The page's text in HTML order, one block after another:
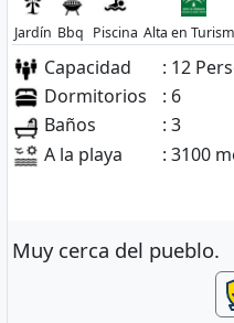
Jardín Bbq Piscina Alta en
Capacidad
: 12
Dormitorios
: 6
Baños
: 3
A la playa
: 3100
Muy cerca del pueblo.